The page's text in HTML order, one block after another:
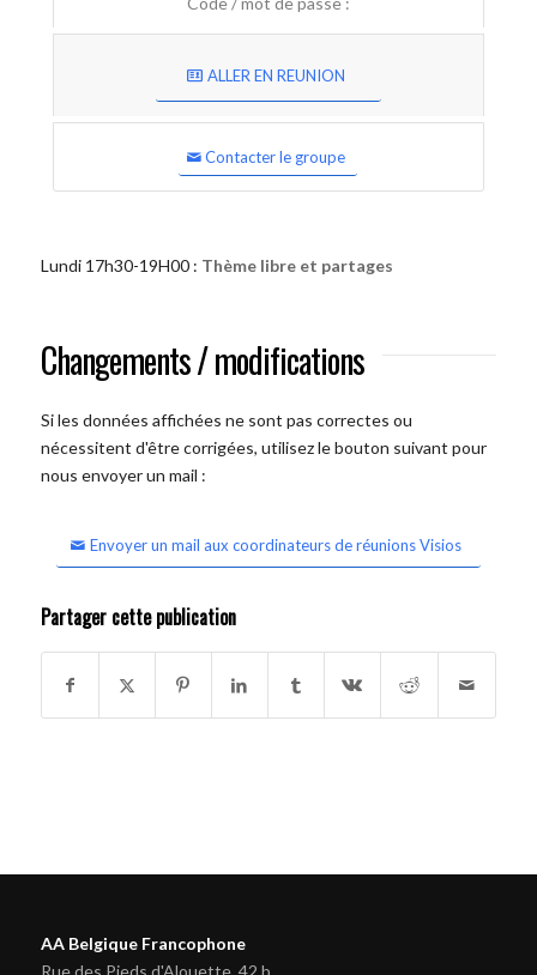
ALLER EN REUNION
Contacter le groupe
Lundi 17h30-19H00 : Thème libre et partages
Changements / modifications
Si les données affichées ne sont pas correctes ou
nécessitent d'être corrigées, utilisez le bouton suivant pour
nous envoyer un mail :
Envoyer un mail aux coordinateurs de réunions Visios
Partager cette publication
AA Belgique Francophone
Rue des Pieds d'Alouette, 42 b